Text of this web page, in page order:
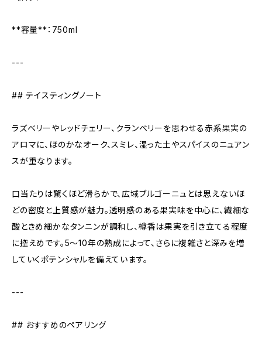
**容量**：750ml
---
## テイスティングノート
ラズベリーやレッドチェリー、クランベリーを思わせる赤系果実の
アロマに、ほのかなオーク、スミレ、湿った土やスパイスのニュアン
スが重なります。
口当たりは驚くほど滑らかで、広域ブルゴーニュとは思えないほ
どの密度と上質感が魅力。透明感のある果実味を中心に、繊細な
酸ときめ細かなタンニンが調和し、樽香は果実を引き立てる程度
に控えめです。5〜10年の熟成によって、さらに複雑さと深みを増
していくポテンシャルを備えています。
---
## おすすめのペアリング